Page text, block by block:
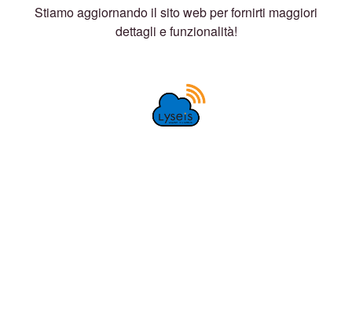
Stiamo aggiornando il sito web per fornirti maggiori
dettagli e funzionalità!